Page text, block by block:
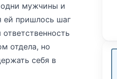
одни мужчины и
ей пришлось шаг
отдела, но
себя в
серийный